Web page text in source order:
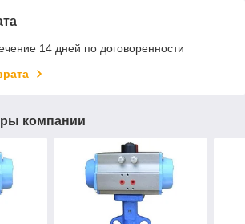
14 дней по договоренности
компании